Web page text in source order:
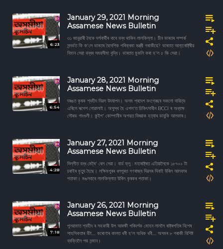
6:23
January 29, 2021 Morning
Assamese News Bulletin
৩১ জানুৱাৰী লৈকে দৰ্শনাৰ্থীৰ বাবে বন্ধ থাকিব লালকিল্লা। চীন ভাৰতৰ সম্পর্ক
সন্দৰ্ভত কি ক'লে ভাৰতৰ বৈদেশিক পৰিক্ৰমা মন্ত্ৰী গৰাকীয়ে? ভাৰতত আন্ত:ৰাষ্ট্ৰীয়
বিমান সেৱা বন্ধৰ সময়সীমা বৃদ্ধি। ভাৰতত মুকলি কৰা হ'ল ৫ জি সেৱা।
6:54
January 28, 2021 Morning
Assamese News Bulletin
দৰঙত কৃষক শ্বহীদ দিৱস উদযাপন। অসম প্ৰদেশ কংগ্ৰেছৰ সকলো দায়িত্ব
এৰিলে ৰূপেশ গোৱালাই। অসুস্থ হৈ এপল'ত চিকিৎসাধীন BCCI ৰ অধ্যক্ষ
সৌৰভ গাংগুলী। কুইপ' কোম্পানীৰ অপহৃত বিষয়াক হত্যাৰ ভাবুকি আলফাৰ।
4:28
January 27, 2021 Morning
Assamese News Bulletin
দিল্লীত বন্ধ মেট্ৰ' ৰেল সেৱা। বাৰ্ড ফ্লু : মহাৰাষ্ট্ৰত এতিয়ালৈকে ১৮৭০০ টা
চৰাইৰ মৃত্যু হৈছে। লক্ষিমপুৰৰ ধলপুৰত গণৰাজ্য দিৱসৰ দিনাই উৰিল আলফাৰ
পতাকা। মঙলবাৰে লালকিল্লাত উৰিল কৃষকৰ পতাকা।
7:18
January 26, 2021 Morning
Assamese News Bulletin
পুলৱামাত শ্বহীদ ৰ সহকাৰী উপ আৰক্ষী পৰিদৰ্শক মোহন লাললৈ ৰাষ্ট্ৰপতিৰ বিশেষ
সাহসিকতাৰ বঁটা.... কৰোণাৰ কালত ধনী হ'ল অধিক ধনী.... অসমৰ ৮ গৰাকী বিশিষ্ট
ব্যক্তিলৈ পদ্ম সন্মান।